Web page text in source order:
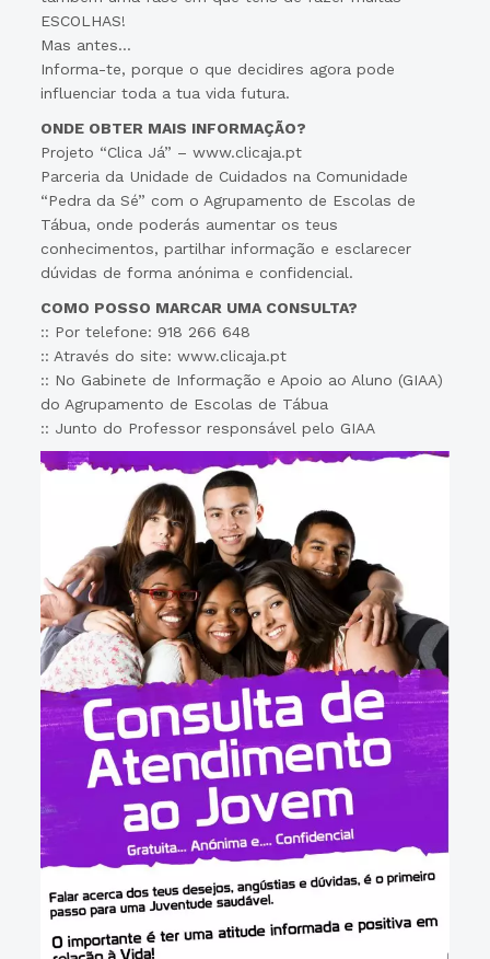
ESCOLHAS!
Mas antes…
Informa-te, porque o que decidires agora pode
influenciar toda a tua vida futura.
ONDE OBTER MAIS INFORMAÇÃO?
Projeto “Clica Já” – www.clicaja.pt
Parceria da Unidade de Cuidados na Comunidade
“Pedra da Sé” com o Agrupamento de Escolas de
Tábua, onde poderás aumentar os teus
conhecimentos, partilhar informação e esclarecer
dúvidas de forma anónima e confidencial.
COMO POSSO MARCAR UMA CONSULTA?
:: Por telefone: 918 266 648
:: Através do site: www.clicaja.pt
:: No Gabinete de Informação e Apoio ao Aluno (GIAA)
do Agrupamento de Escolas de Tábua
:: Junto do Professor responsável pelo GIAA